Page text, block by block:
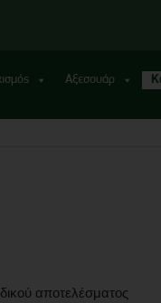
Αξεσουάρ
αποτελέσματος